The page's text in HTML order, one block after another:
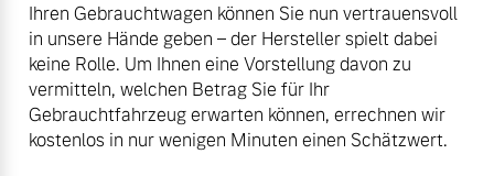
Ihren Gebrauchtwagen können Sie nun vertrauensvoll
in unsere Hände geben – der Hersteller spielt dabei
keine Rolle. Um Ihnen eine Vorstellung davon zu
vermitteln, welchen Betrag Sie für Ihr
Gebrauchtfahrzeug erwarten können, errechnen wir
kostenlos in nur wenigen Minuten einen Schätzwert.